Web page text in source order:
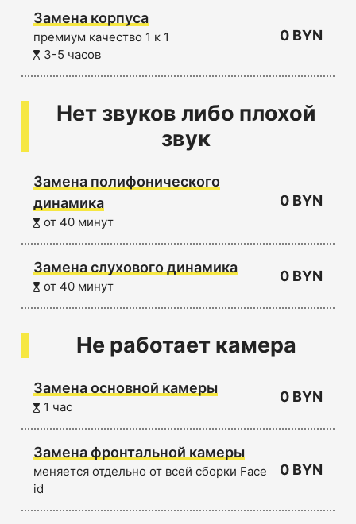
Замена корпуса
премиум качество 1 к 1
3-5 часов
0 BYN
Нет звуков либо плохой
звук
Замена полифонического
динамика
от 40 минут
0 BYN
Замена слухового динамика
от 40 минут
0 BYN
Не работает камера
Замена основной камеры
1 час
0 BYN
Замена фронтальной камеры
меняется отдельно от всей сборки Face
id
0 BYN